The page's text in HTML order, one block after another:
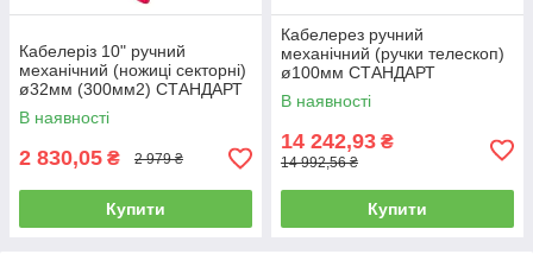
Кабелеріз 10" ручний
механічний (ножиці секторні)
ø32мм (300мм2) СТАНДАРТ
JRCT0035
В наявності
2 830,05 ₴ 2 979 ₴
Купити
Кабелерез ручний
механічний (ручки телескоп)
ø100мм СТАНДАРТ
JRCT0100
В наявності
14 242,93 ₴
14 992,56 ₴
Купити